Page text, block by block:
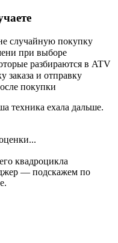
случайную покупку
при выборе
разбираются в ATV
заказа и отправку
покупки
техника ехала дальше.
квадроцикла
— подскажем по